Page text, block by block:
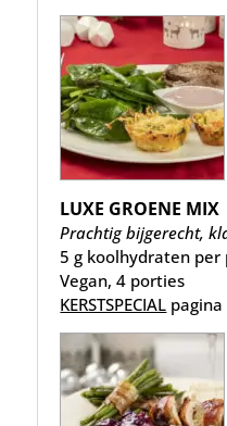
LUXE GROENE MIX
Prachtig bijgerecht,
5 g koolhydraten per
Vegan, 4 porties
KERSTSPECIAL pagina